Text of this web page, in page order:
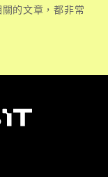
的文章，都非常